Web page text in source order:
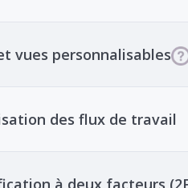
vues personnalisables
des flux de travail
à deux facteurs